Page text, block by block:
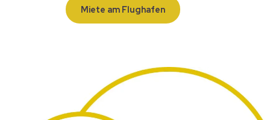
Miete am Flughafen